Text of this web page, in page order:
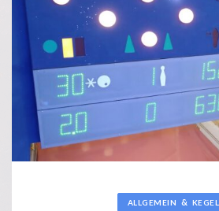
ALLGEMEIN &